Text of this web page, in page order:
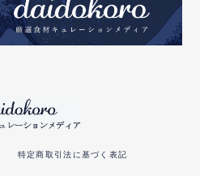
特定商取引法に基づく表記